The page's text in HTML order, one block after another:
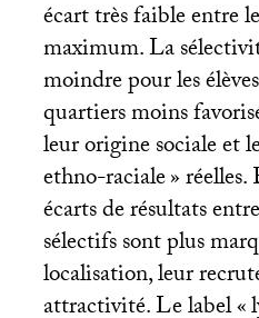
écart très faible entre
maximum. La
moindre pour les
quartiers moins
leur origine sociale et
ethno-raciale»
écarts de résultats
sélectifs sont plus
localisation, leur
attractivité. Le label «